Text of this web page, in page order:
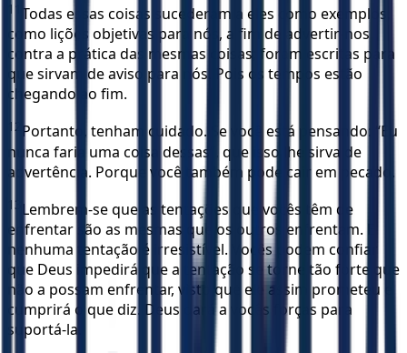
11
Todas essas coisas sucederam a eles como exemplos,
como lições objetivas para nós, a fim de advertir-nos
contra a prática das mesmas coisas; foram escritas para
que sirvam de aviso para nós. Pois os tempos estão
chegando ao fim.
12 Portanto, tenham cuidado. Se você está pensando: “Eu
nunca faria uma coisa dessas”, que isso lhe sirva de
advertência. Porque você também pode cair em pecado.
13 Lembrem-se que as tentações que vocês têm de
enfrentar são as mesmas que os outros enfrentam. E
nenhuma tentação é irresistível. Vocês podem confiar
que Deus impedirá que a tentação se torne tão forte que
não a possam enfrentar, visto que ele assim prometeu e
cumprirá o que diz. Deus dará a vocês forças para
suportá-la.